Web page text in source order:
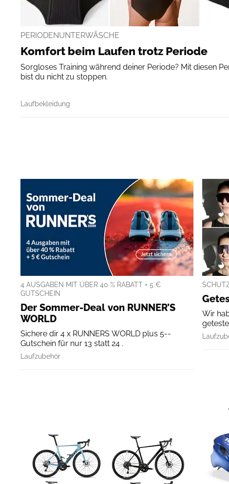
PERIODENUNTERWÄSCHE
Komfort beim Laufen trotz Periode
Sorgloses Training während deiner Periode? Mit diesen
bist du nicht zu stoppen.
Laufbekleidung
4 AUSGABEN MIT ÜBER 40 % RABATT + 5 €
GUTSCHEIN
Der Sommer-Deal von RUNNER’S
WORLD
Sichere dir 4 x RUNNERS WORLD plus 5--
Gutschein für nur 13 statt 24 .
Laufzubehör
Wir